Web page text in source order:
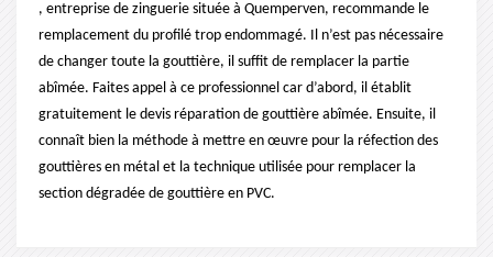
, entreprise de zinguerie située à Quemperven, recommande le
remplacement du profilé trop endommagé. Il n’est pas nécessaire
de changer toute la gouttière, il suffit de remplacer la partie
abîmée. Faites appel à ce professionnel car d’abord, il établit
gratuitement le devis réparation de gouttière abîmée. Ensuite, il
connaît bien la méthode à mettre en œuvre pour la réfection des
gouttières en métal et la technique utilisée pour remplacer la
section dégradée de gouttière en PVC.